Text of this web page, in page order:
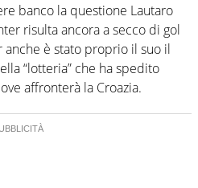
banco la questione Lautaro
risulta ancora a secco di gol
è stato proprio il suo il
“lotteria” che ha spedito
affronterà la Croazia.